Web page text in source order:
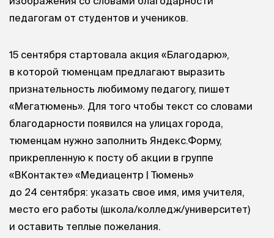
педагогам от студентов и учеников.
15 сентября стартовала акция «Благодарю»,
в которой тюменцам предлагают выразить
признательность любимому педагогу, пишет
«Мегатюмень». Для того чтобы текст со словами
благодарности появился на улицах города,
тюменцам нужно заполнить Яндекс.Форму,
прикрепленную к посту об акции в группе
«ВКонтакте» «Медиацентр | Тюмень»
до 24 сентября: указать свое имя, имя учителя,
место его работы (школа/колледж/университет)
и оставить теплые пожелания.